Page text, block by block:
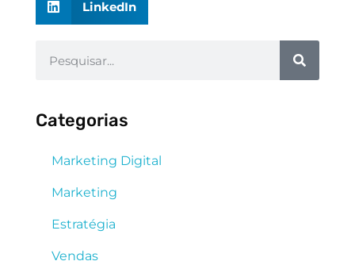
LinkedIn
Categorias
Marketing Digital
Marketing
Estratégia
Vendas